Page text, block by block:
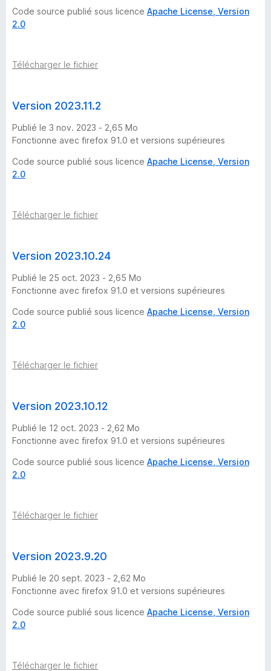
Code source publié sous licence Apache License, Version
2.0
Télécharger le fichier
Version 2023.11.2
Publié le 3 nov. 2023 - 2,65 Mo
Fonctionne avec firefox 91.0 et versions supérieures
Code source publié sous licence Apache License, Version
2.0
Télécharger le fichier
Version 2023.10.24
Publié le 25 oct. 2023 - 2,65 Mo
Fonctionne avec firefox 91.0 et versions supérieures
Code source publié sous licence Apache License, Version
2.0
Télécharger le fichier
Version 2023.10.12
Publié le 12 oct. 2023 - 2,62 Mo
Fonctionne avec firefox 91.0 et versions supérieures
Code source publié sous licence Apache License, Version
2.0
Télécharger le fichier
Version 2023.9.20
Publié le 20 sept. 2023 - 2,62 Mo
Fonctionne avec firefox 91.0 et versions supérieures
Code source publié sous licence Apache License, Version
2.0
Télécharger le fichier